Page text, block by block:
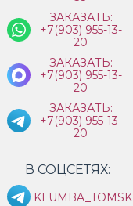
ЗАКАЗАТЬ:
+7(903) 955-13-
20
ЗАКАЗАТЬ:
+7(903) 955-13-
20
ЗАКАЗАТЬ:
+7(903) 955-13-
20
В СОЦСЕТЯХ:
KLUMBA_TOMSK